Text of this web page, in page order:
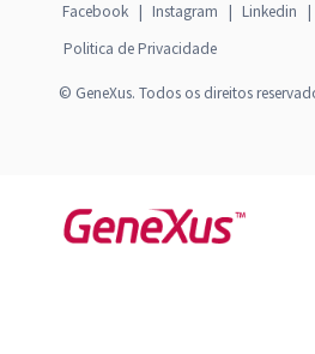
Facebook | Instagram | Linkedin |
Politica de Privacidade
© GeneXus. Todos os direitos